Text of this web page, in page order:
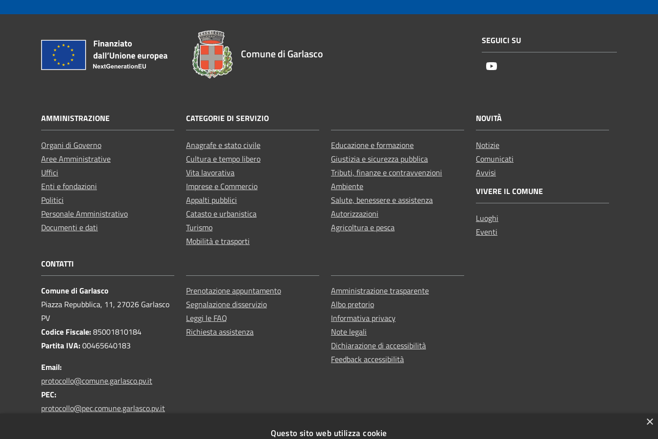
Comune di Garlasco
SEGUICI SU
AMMINISTRAZIONE
Organi di Governo
Aree Amministrative
Uffici
Enti e fondazioni
Politici
Personale Amministrativo
Documenti e dati
CATEGORIE DI SERVIZIO
Anagrafe e stato civile
Cultura e tempo libero
Vita lavorativa
Imprese e Commercio
Appalti pubblici
Catasto e urbanistica
Turismo
Mobilità e trasporti
Educazione e formazione
Giustizia e sicurezza pubblica
Tributi, finanze e contravvenzioni
Ambiente
Salute, benessere e assistenza
Autorizzazioni
Agricoltura e pesca
NOVITÀ
Notizie
Comunicati
Avvisi
VIVERE IL COMUNE
Luoghi
Eventi
CONTATTI
Comune di Garlasco
Piazza Repubblica, 11, 27026 Garlasco
PV
Codice Fiscale:85001810184
Partita IVA:00465640183
Email:
protocollo@comune.garlasco.pv.it
PEC:
protocollo@pec.comune.garlasco.pv.it
Prenotazione appuntamento
Segnalazione disservizio
Leggi le FAQ
Richiesta assistenza
Amministrazione trasparente
Albo pretorio
Informativa privacy
Note legali
Dichiarazione di accessibilità
Feedback accessibilità
×
Questo sito web utilizza cookie